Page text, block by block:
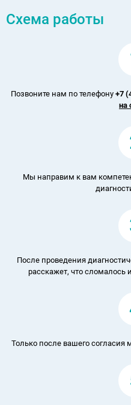
Схема работы
Позвоните нам по телефону +7
на
Мы направим к вам
После проведения
расскажет, что сломалось
Только после вашего согласия